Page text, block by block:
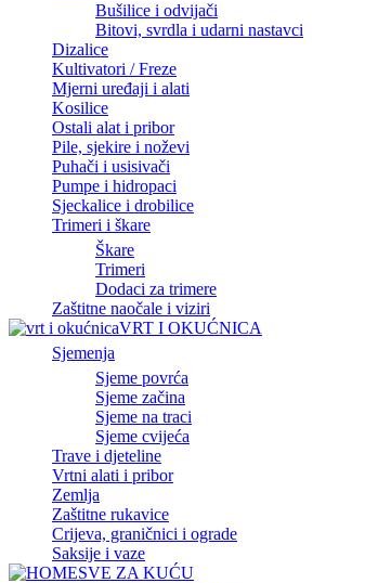
Bušilice i odvijači
Bitovi, svrdla i udarni nastavci
Dizalice
Kultivatori / Freze
Mjerni uređaji i alati
Kosilice
Ostali alat i pribor
Pile, sjekire i noževi
Puhači i usisivači
Pumpe i hidropaci
Sjeckalice i drobilice
Trimeri i škare
Škare
Trimeri
Dodaci za trimere
Zaštitne naočale i viziri
VRT I OKUĆNICA
Sjemenja
Sjeme povrća
Sjeme začina
Sjeme na traci
Sjeme cvijeća
Trave i djeteline
Vrtni alati i pribor
Zemlja
Zaštitne rukavice
Crijeva, graničnici i ograde
Saksije i vaze
SVE ZA KUĆU